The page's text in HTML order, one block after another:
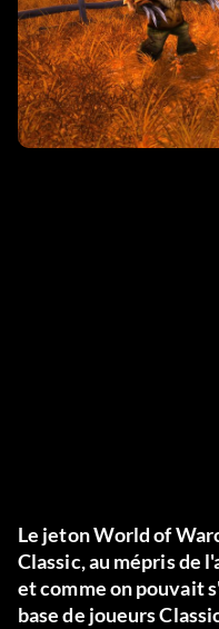
Le jeton World of
Classic, au mépris de
et comme on pouvait
base de joueurs